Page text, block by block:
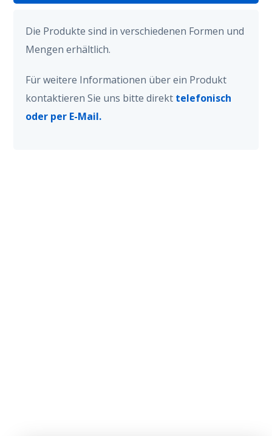
Die Produkte sind in verschiedenen Formen und
Mengen erhältlich.
Für weitere Informationen über ein Produkt
kontaktieren Sie uns bitte direkt telefonisch
oder per E-Mail.